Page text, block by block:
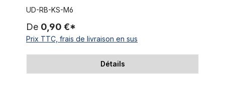
UD-RB-KS-M6
De 0,90 €*
Prix TTC, frais de livraison en sus
Détails